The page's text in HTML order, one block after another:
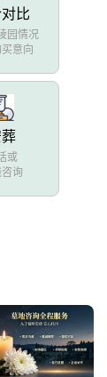
比
园情况
意向
或
询